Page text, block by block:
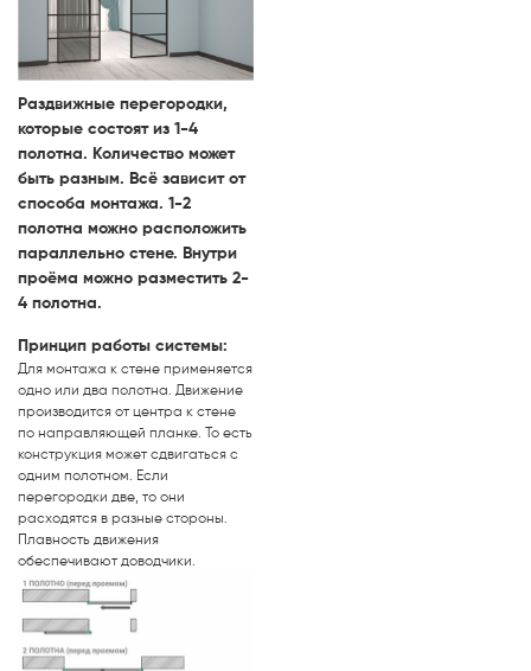
Раздвижные перегородки,
которые состоят из 1-4
полотна. Количество может
быть разным. Всё зависит от
способа монтажа. 1-2
полотна можно расположить
параллельно стене. Внутри
проёма можно разместить 2-
4 полотна.
Принцип работы системы:
Для монтажа к стене применяется
одно или два полотна. Движение
производится от центра к стене
по направляющей планке. То есть
конструкция может сдвигаться с
одним полотном. Если
перегородки две, то они
расходятся в разные стороны.
Плавность движения
обеспечивают доводчики.